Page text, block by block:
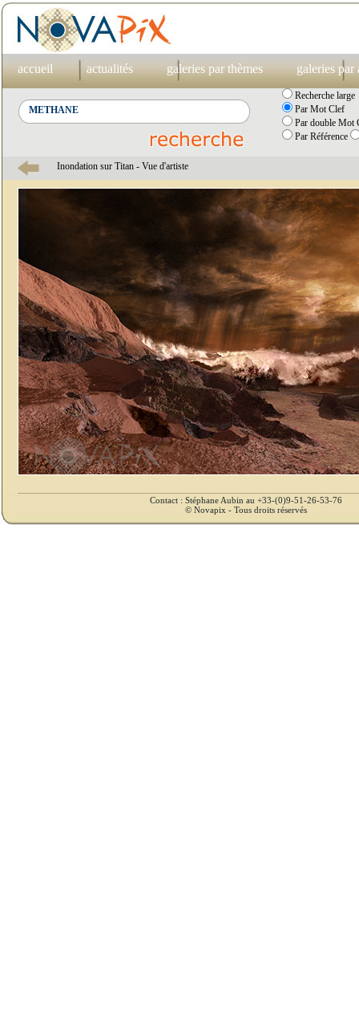
accueil actualités galeries par thèmes galeries par
Recherche large
Par Mot Clef
Par double Mot
Par Référence
Inondation sur Titan - Vue d'artiste
Contact : Stéphane Aubin au +33-(0)9-51-26-53-76
© Novapix - Tous droits réservés